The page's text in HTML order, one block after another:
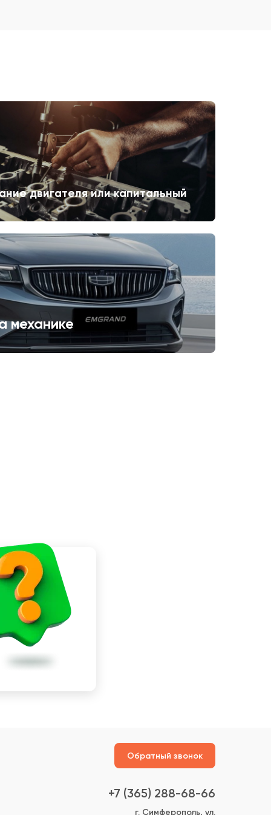
двигателя или капитальный
механике
Обратный звонок
+7 (365) 288-68-66
г. Симферополь, ул.